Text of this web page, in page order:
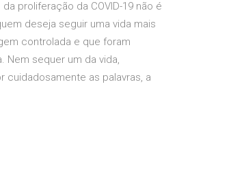
proliferação da COVID-19 não é
deseja seguir uma vida mais
controlada e que foram
Nem sequer um da vida,
cuidadosamente as palavras, a